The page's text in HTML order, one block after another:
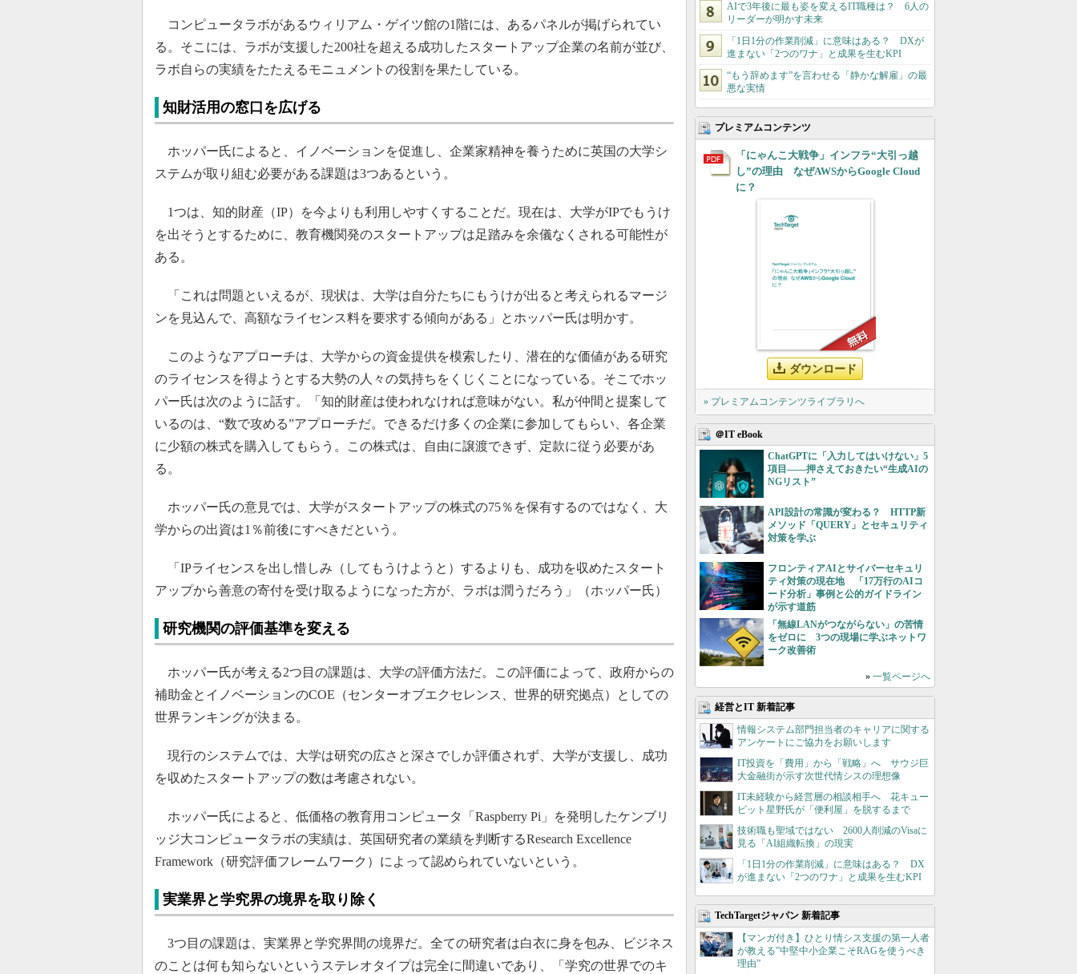
コンピュータラボがあるウィリアム・ゲイツ館の1階には、あるパネルが掲げられてい
る。そこには、ラボが支援した200社を超える成功したスタートアップ企業の名前が並び、
ラボ自らの実績をたたえるモニュメントの役割を果たしている。
知財活用の窓口を広げる
ホッパー氏によると、イノベーションを促進し、企業家精神を養うために英国の大学シ
ステムが取り組む必要がある課題は3つあるという。
1つは、知的財産（IP）を今よりも利用しやすくすることだ。現在は、大学がIPでもうけ
を出そうとするために、教育機関発のスタートアップは足踏みを余儀なくされる可能性が
ある。
「これは問題といえるが、現状は、大学は自分たちにもうけが出ると考えられるマージ
ンを見込んで、高額なライセンス料を要求する傾向がある」とホッパー氏は明かす。
このようなアプローチは、大学からの資金提供を模索したり、潜在的な価値がある研究
のライセンスを得ようとする大勢の人々の気持ちをくじくことになっている。そこでホッ
パー氏は次のように話す。「知的財産は使われなければ意味がない。私が仲間と提案して
いるのは、“数で攻める”アプローチだ。できるだけ多くの企業に参加してもらい、各企業
に少額の株式を購入してもらう。この株式は、自由に譲渡できず、定款に従う必要があ
る。
ホッパー氏の意見では、大学がスタートアップの株式の75％を保有するのではなく、大
学からの出資は1％前後にすべきだという。
「IPライセンスを出し惜しみ（してもうけようと）するよりも、成功を収めたスタート
アップから善意の寄付を受け取るようになった方が、ラボは潤うだろう」（ホッパー氏）
研究機関の評価基準を変える
ホッパー氏が考える2つ目の課題は、大学の評価方法だ。この評価によって、政府からの
補助金とイノベーションのCOE（センターオブエクセレンス、世界的研究拠点）としての
世界ランキングが決まる。
現行のシステムでは、大学は研究の広さと深さでしか評価されず、大学が支援し、成功
を収めたスタートアップの数は考慮されない。
ホッパー氏によると、低価格の教育用コンピュータ「Raspberry Pi」を発明したケンブリ
ッジ大コンピュータラボの実績は、英国研究者の業績を判断するResearch Excellence
Framework（研究評価フレームワーク）によって認められていないという。
実業界と学究界の境界を取り除く
3つ目の課題は、実業界と学究界間の境界だ。全ての研究者は白衣に身を包み、ビジネス
のことは何も知らないというステレオタイプは完全に間違いであり、「学究の世界でのキ
AIで3年後に最も姿を変えるIT職種は？ 6人の
リーダーが明かす未来
「1日1分の作業削減」に意味はある？ DXが
進まない「2つのワナ」と成果を生むKPI
“もう辞めます”を言わせる「静かな解雇」の最
悪な実情
プレミアムコンテンツ
「にゃんこ大戦争」インフラ“大引っ越
し”の理由 なぜAWSからGoogle Cloud
に？
ダウンロード
» プレミアムコンテンツライブラリへ
＠IT eBook
ChatGPTに「入力してはいけない」5
項目――押さえておきたい“生成AIの
NGリスト”
API設計の常識が変わる？ HTTP新
メソッド「QUERY」とセキュリティ
対策を学ぶ
フロンティアAIとサイバーセキュリ
ティ対策の現在地 「17万行のAIコ
ード分析」事例と公的ガイドライン
が示す道筋
「無線LANがつながらない」の苦情
をゼロに 3つの現場に学ぶネットワ
ーク改善術
» 一覧ページへ
経営とIT 新着記事
情報システム部門担当者のキャリアに関する
アンケートにご協力をお願いします
IT投資を「費用」から「戦略」へ サウジ巨
大金融街が示す次世代情シスの理想像
IT未経験から経営層の相談相手へ 花キュー
ピット星野氏が「便利屋」を脱するまで
技術職も聖域ではない 2600人削減のVisaに
見る「AI組織転換」の現実
「1日1分の作業削減」に意味はある？ DX
が進まない「2つのワナ」と成果を生むKPI
TechTargetジャパン 新着記事
【マンガ付き】ひとり情シス支援の第一人者
が教える”中堅中小企業こそRAGを使うべき
理由”